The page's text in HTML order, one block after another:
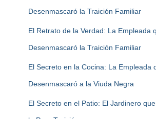
Desenmascaró la Traición Familiar
El Retrato de la Verdad: La Empleada
Desenmascaró la Traición Familiar
El Secreto en la Cocina: La Empleada
Desenmascaró a la Viuda Negra
El Secreto en el Patio: El Jardinero